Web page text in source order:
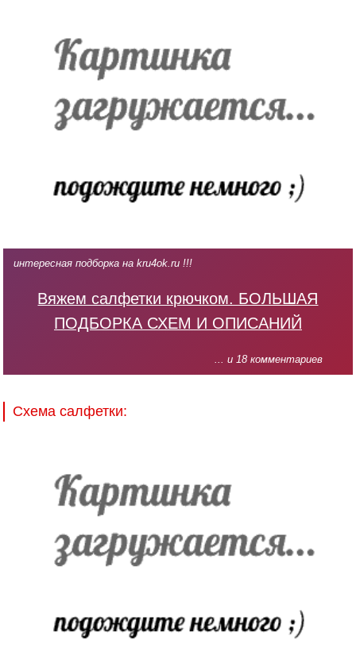
интересная подборка на kru4ok.ru !!!
Вяжем салфетки крючком. БОЛЬШАЯ
ПОДБОРКА СХЕМ И ОПИСАНИЙ
... и 18 комментариев
Схема салфетки: